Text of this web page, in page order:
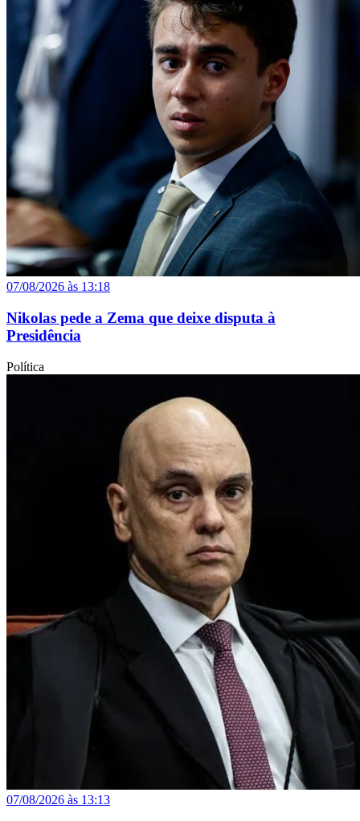
07/08/2026 às 13:18
Nikolas pede a Zema que deixe disputa à
Presidência
Política
07/08/2026 às 13:13